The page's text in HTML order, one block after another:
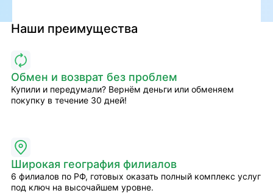
Наши преимущества
Обмен и возврат без проблем
Купили и передумали? Вернём деньги или обменяем
покупку в течение 30 дней!
Широкая география филиалов
6 филиалов по РФ, готовых оказать полный комплекс услуг
под ключ на высочайшем уровне.